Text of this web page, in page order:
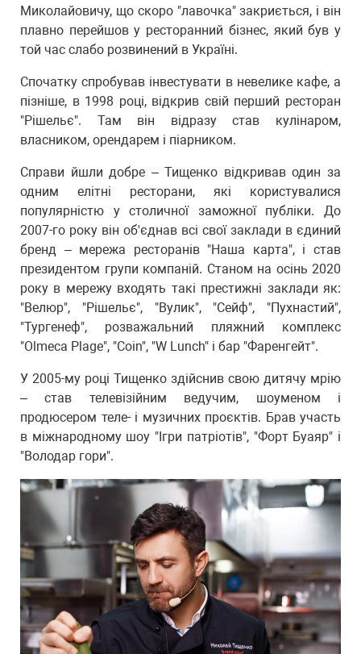
Миколайовичу, що скоро "лавочка" закриється, і він
плавно перейшов у ресторанний бізнес, який був у
той час слабо розвинений в Україні.
Спочатку спробував інвестувати в невелике кафе, а
пізніше, в 1998 році, відкрив свій перший ресторан
"Рішельє". Там він відразу став кулінаром,
власником, орендарем і піарником.
Справи йшли добре – Тищенко відкривав один за
одним елітні ресторани, які користувалися
популярністю у столичної заможної публіки. До
2007-го року він об'єднав всі свої заклади в єдиний
бренд – мережа ресторанів "Наша карта", і став
президентом групи компаній. Станом на осінь 2020
року в мережу входять такі престижні заклади як:
"Велюр", "Рішельє", "Вулик", "Сейф", "Пухнастий",
"Тургенеф", розважальний пляжний комплекс
"Olmeca Plage", "Coin", "W Lunch" і бар "Фаренгейт".
У 2005-му році Тищенко здійснив свою дитячу мрію
– став телевізійним ведучим, шоуменом і
продюсером теле- і музичних проєктів. Брав участь
в міжнародному шоу "Ігри патріотів", "Форт Буаяр" і
"Володар гори".